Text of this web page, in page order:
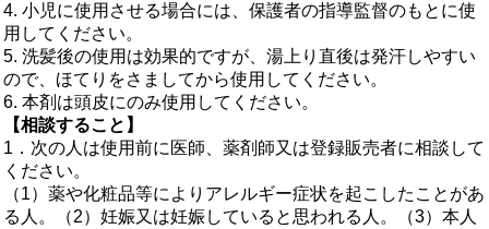
4. 小児に使用させる場合には、保護者の指導監督のもとに使
用してください。
5. 洗髪後の使用は効果的ですが、湯上り直後は発汗しやすい
ので、ほてりをさましてから使用してください。
6. 本剤は頭皮にのみ使用してください。
【相談すること】
1．次の人は使用前に医師、薬剤師又は登録販売者に相談して
ください。
（1）薬や化粧品等によりアレルギー症状を起こしたことがあ
る人。（2）妊娠又は妊娠していると思われる人。（3）本人